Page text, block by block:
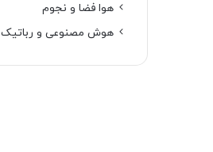
هوا فضا و نجوم
هوش مصنوعی و رباتیک